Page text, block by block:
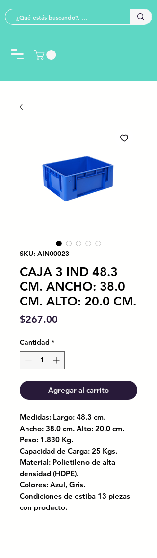
SKU: AIN00023
CAJA 3 IND 48.3
CM. ANCHO: 38.0
CM. ALTO: 20.0 CM.
$267.00
Cantidad *
Agregar al carrito
Medidas: Largo: 48.3 cm.
Ancho: 38.0 cm. Alto: 20.0 cm.
Peso: 1.830 Kg.
Capacidad de Carga: 25 Kgs.
Material: Polietileno de alta
densidad (HDPE).
Colores: Azul, Gris.
Condiciones de estiba 13 piezas
con producto.